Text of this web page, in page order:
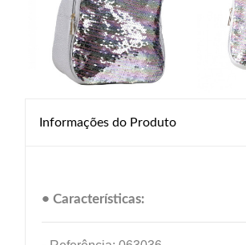
Informações do Produto
• Características: